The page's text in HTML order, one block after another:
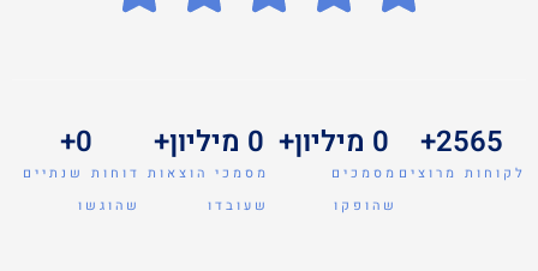
לקוחות מרוצים
2565
+
מסמכים
שהופקו
0
מסמכי הוצאות
שעובדו
0
דוחות שנתיים
שהוגשו
0
+